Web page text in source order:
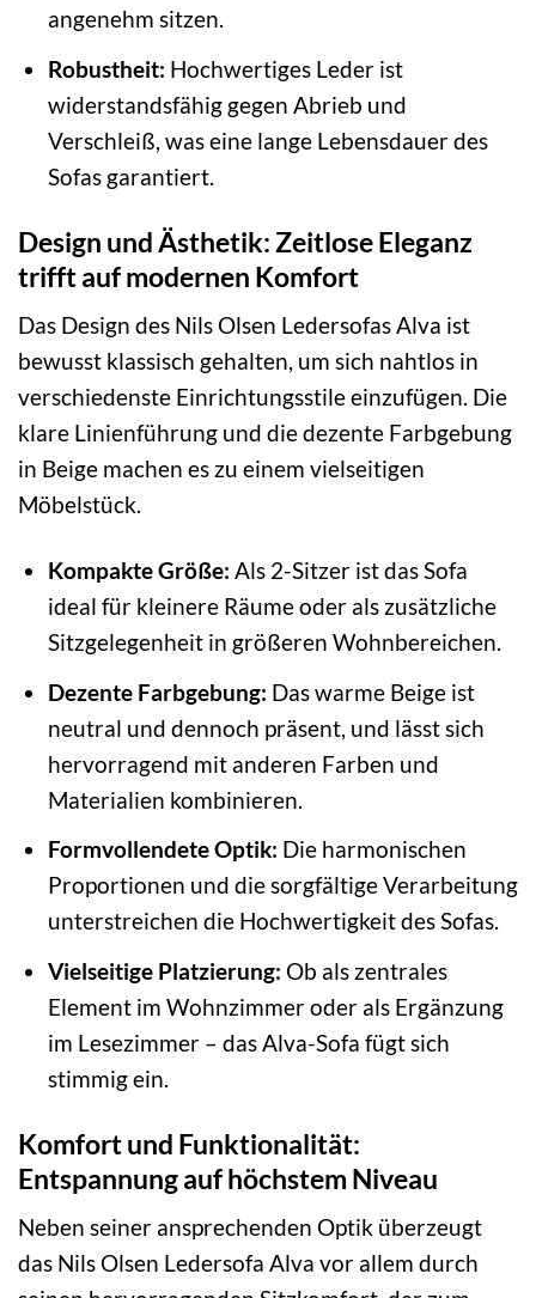
angenehm sitzen.
Robustheit: Hochwertiges Leder ist
widerstandsfähig gegen Abrieb und
Verschleiß, was eine lange Lebensdauer des
Sofas garantiert.
Design und Ästhetik: Zeitlose Eleganz
trifft auf modernen Komfort
Das Design des Nils Olsen Ledersofas Alva ist
bewusst klassisch gehalten, um sich nahtlos in
verschiedenste Einrichtungsstile einzufügen. Die
klare Linienführung und die dezente Farbgebung
in Beige machen es zu einem vielseitigen
Möbelstück.
Kompakte Größe: Als 2-Sitzer ist das Sofa
ideal für kleinere Räume oder als zusätzliche
Sitzgelegenheit in größeren Wohnbereichen.
Dezente Farbgebung: Das warme Beige ist
neutral und dennoch präsent, und lässt sich
hervorragend mit anderen Farben und
Materialien kombinieren.
Formvollendete Optik: Die harmonischen
Proportionen und die sorgfältige Verarbeitung
unterstreichen die Hochwertigkeit des Sofas.
Vielseitige Platzierung: Ob als zentrales
Element im Wohnzimmer oder als Ergänzung
im Lesezimmer – das Alva-Sofa fügt sich
stimmig ein.
Komfort und Funktionalität:
Entspannung auf höchstem Niveau
Neben seiner ansprechenden Optik überzeugt
das Nils Olsen Ledersofa Alva vor allem durch